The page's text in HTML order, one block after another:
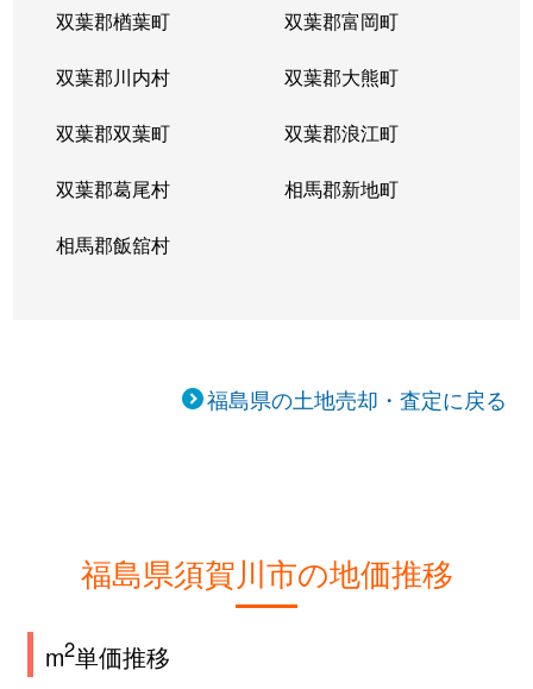
双葉郡楢葉町 双葉郡富岡町
双葉郡川内村 双葉郡大熊町
双葉郡双葉町 双葉郡浪江町
双葉郡葛尾村 相馬郡新地町
相馬郡飯舘村
福島県の土地売却・査定に戻る
福島県須賀川市の地価推移
m2単価推移